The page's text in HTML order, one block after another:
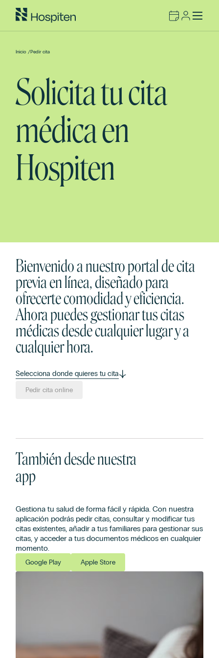
Inicio /Pedir cita
Solicita tu cita
médica en
Hospiten
Bienvenido a nuestro portal de cita
previa en línea, diseñado para
ofrecerte comodidad y eficiencia.
Ahora puedes gestionar tus citas
médicas desde cualquier lugar y a
cualquier hora.
Selecciona donde quieres tu cita
Pedir cita online
También desde nuestra
app
Gestiona tu salud de forma fácil y rápida. Con nuestra
aplicación podrás pedir citas, consultar y modificar tus
citas existentes, añadir a tus familiares para gestionar sus
citas, y acceder a tus documentos médicos en cualquier
momento.
Google Play Apple Store